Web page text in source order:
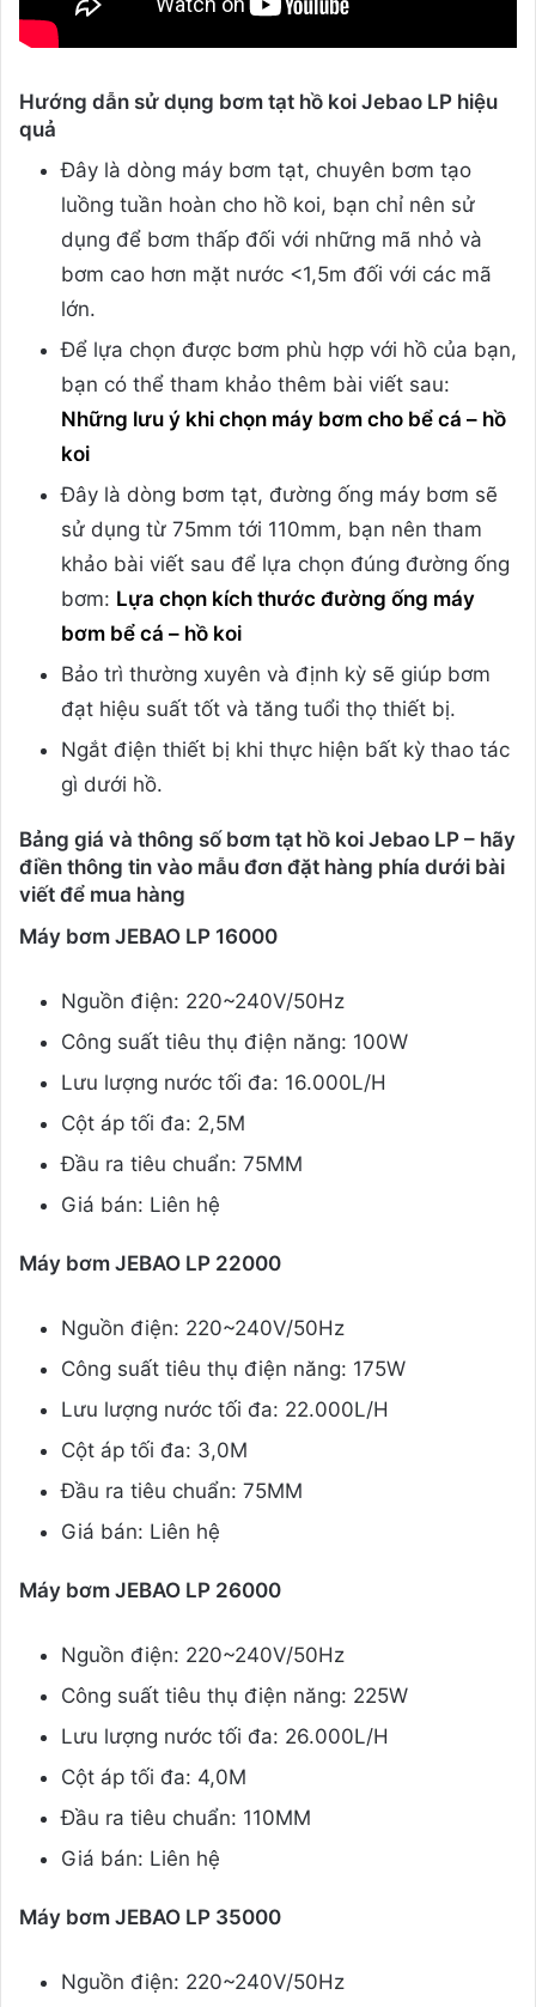
Hướng dẫn sử dụng bơm tạt hồ koi Jebao LP hiệu
quả
Đây là dòng máy bơm tạt, chuyên bơm tạo
luồng tuần hoàn cho hồ koi, bạn chỉ nên sử
dụng để bơm thấp đối với những mã nhỏ và
bơm cao hơn mặt nước <1,5m đối với các mã
lớn.
Để lựa chọn được bơm phù hợp với hồ của bạn,
bạn có thể tham khảo thêm bài viết sau:
Những lưu ý khi chọn máy bơm cho bể cá – hồ
koi
Đây là dòng bơm tạt, đường ống máy bơm sẽ
sử dụng từ 75mm tới 110mm, bạn nên tham
khảo bài viết sau để lựa chọn đúng đường ống
bơm: Lựa chọn kích thước đường ống máy
bơm bể cá – hồ koi
Bảo trì thường xuyên và định kỳ sẽ giúp bơm
đạt hiệu suất tốt và tăng tuổi thọ thiết bị.
Ngắt điện thiết bị khi thực hiện bất kỳ thao tác
gì dưới hồ.
Bảng giá và thông số bơm tạt hồ koi Jebao LP – hãy
điền thông tin vào mẫu đơn đặt hàng phía dưới bài
viết để mua hàng
Máy bơm JEBAO LP 16000
Nguồn điện: 220~240V/50Hz
Công suất tiêu thụ điện năng: 100W
Lưu lượng nước tối đa: 16.000L/H
Cột áp tối đa: 2,5M
Đầu ra tiêu chuẩn: 75MM
Giá bán: Liên hệ
Máy bơm JEBAO LP 22000
Nguồn điện: 220~240V/50Hz
Công suất tiêu thụ điện năng: 175W
Lưu lượng nước tối đa: 22.000L/H
Cột áp tối đa: 3,0M
Đầu ra tiêu chuẩn: 75MM
Giá bán: Liên hệ
Máy bơm JEBAO LP 26000
Nguồn điện: 220~240V/50Hz
Công suất tiêu thụ điện năng: 225W
Lưu lượng nước tối đa: 26.000L/H
Cột áp tối đa: 4,0M
Đầu ra tiêu chuẩn: 110MM
Giá bán: Liên hệ
Máy bơm JEBAO LP 35000
Nguồn điện: 220~240V/50Hz